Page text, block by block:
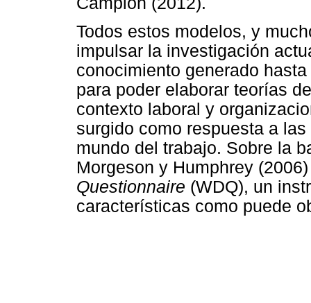
Todos estos modelos, y
impulsar la investigación
conocimiento generado
para poder elaborar teorías
contexto laboral y
surgido como respuesta a
mundo del trabajo. Sobre la
Morgeson y Humphrey
Questionnaire (WDQ), un
características como puede